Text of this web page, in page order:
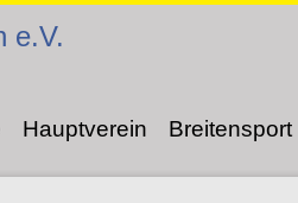
Hauptverein Breitensport